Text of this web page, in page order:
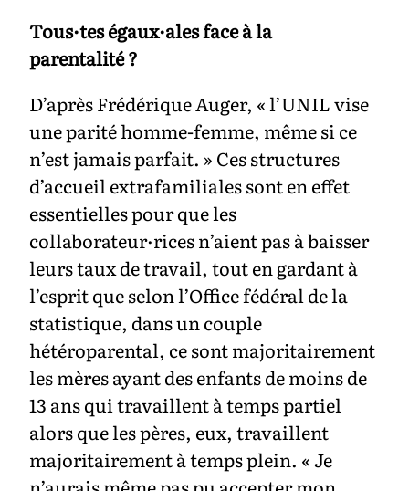
Tous·tes égaux·ales face à la
parentalité ?
D’après Frédérique Auger, « l’UNIL vise
une parité homme-femme, même si ce
n’est jamais parfait. » Ces structures
d’accueil extrafamiliales sont en effet
essentielles pour que les
collaborateur·rices n’aient pas à baisser
leurs taux de travail, tout en gardant à
l’esprit que selon l’Office fédéral de la
statistique, dans un couple
hétéroparental, ce sont majoritairement
les mères ayant des enfants de moins de
13 ans qui travaillent à temps partiel
alors que les pères, eux, travaillent
majoritairement à temps plein. « Je